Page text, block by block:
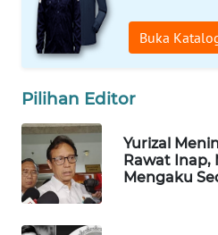
Buka
Pilihan Editor
Yurizal
Rawat Inap,
Mengaku
WAHANA
ADVOKAT
WAHANA
WAHANA
KONSUMEN
WAHANA